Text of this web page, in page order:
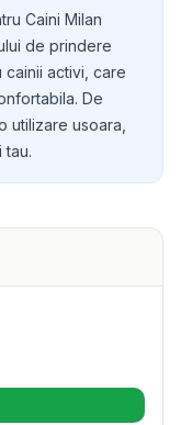
Caini Milan
de prindere
activi, care
De
utilizare usoara,
tau.
într-o filă nouă)